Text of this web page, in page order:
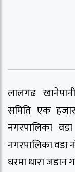
लालगढ
समिति एक
नगरपालिका
नगरपालिका
घरमा धारा जडान